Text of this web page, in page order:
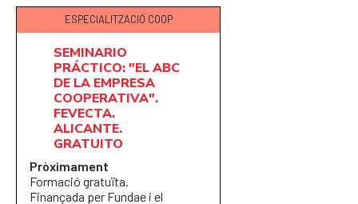
ESPECIALITZACIÓ COOP
SEMINARIO
PRÁCTICO: "EL ABC
DE LA EMPRESA
COOPERATIVA".
FEVECTA.
ALICANTE.
GRATUITO
Pròximament
Formació gratuïta.
Finançada per Fundae i el